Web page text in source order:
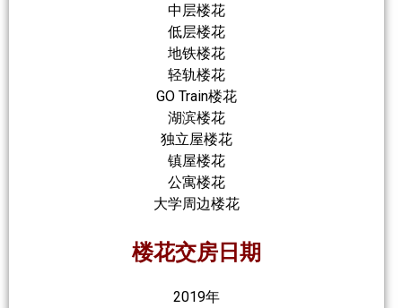
中层楼花
低层楼花
地铁楼花
轻轨楼花
GO Train楼花
湖滨楼花
独立屋楼花
镇屋楼花
公寓楼花
大学周边楼花
楼花交房日期
2019年